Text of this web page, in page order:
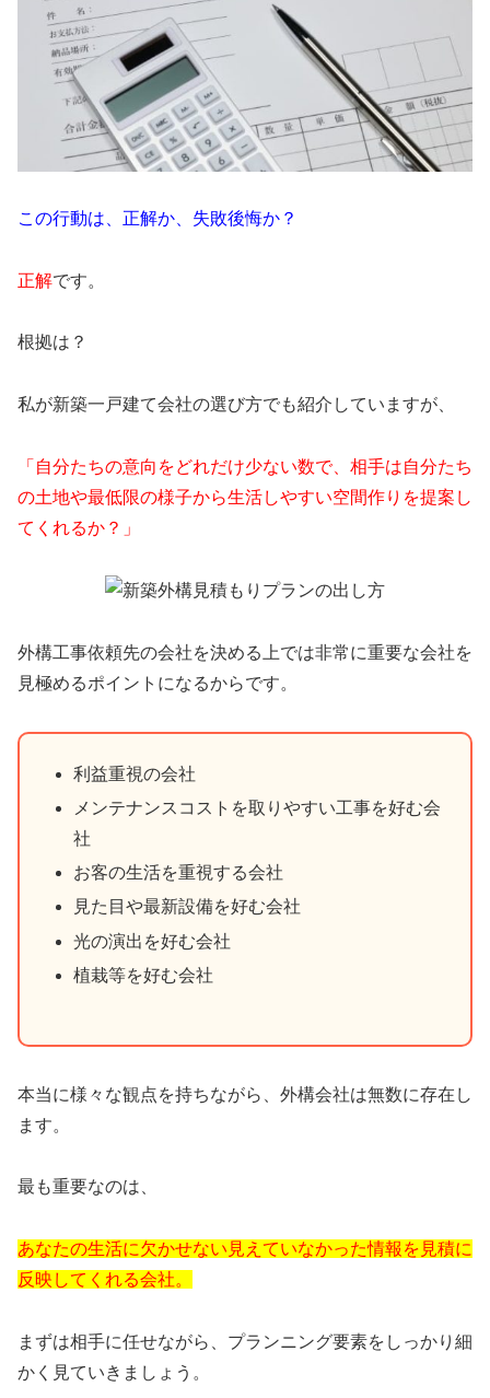
この行動は、正解か、失敗後悔か？
正解です。
根拠は？
私が新築一戸建て会社の選び方でも紹介していますが、
「自分たちの意向をどれだけ少ない数で、相手は自分たち
の土地や最低限の様子から生活しやすい空間作りを提案し
てくれるか？」
外構工事依頼先の会社を決める上では非常に重要な会社を
見極めるポイントになるからです。
利益重視の会社
メンテナンスコストを取りやすい工事を好む会
社
お客の生活を重視する会社
見た目や最新設備を好む会社
光の演出を好む会社
植栽等を好む会社
本当に様々な観点を持ちながら、外構会社は無数に存在し
ます。
最も重要なのは、
あなたの生活に欠かせない見えていなかった情報を見積に
反映してくれる会社。
まずは相手に任せながら、プランニング要素をしっかり細
かく見ていきましょう。